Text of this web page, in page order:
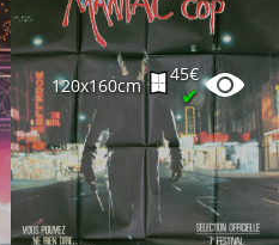
120x160cm
45€
✔